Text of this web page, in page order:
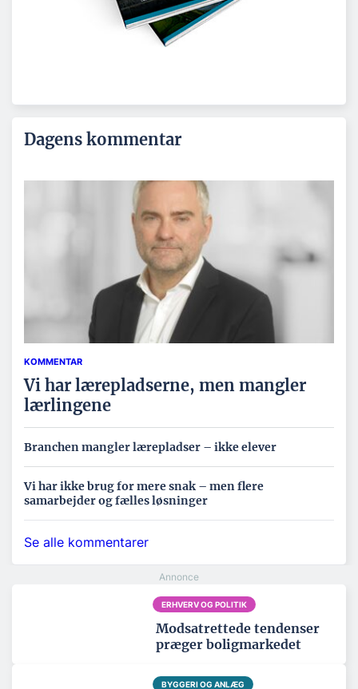
Dagens kommentar
KOMMENTAR
Vi har lærepladserne, men mangler
lærlingene
Branchen mangler lærepladser – ikke elever
Vi har ikke brug for mere snak – men flere
samarbejder og fælles løsninger
Se alle kommentarer
ERHVERV OG POLITIK
Modsatrettede tendenser
præger boligmarkedet
BYGGERI OG ANLÆG